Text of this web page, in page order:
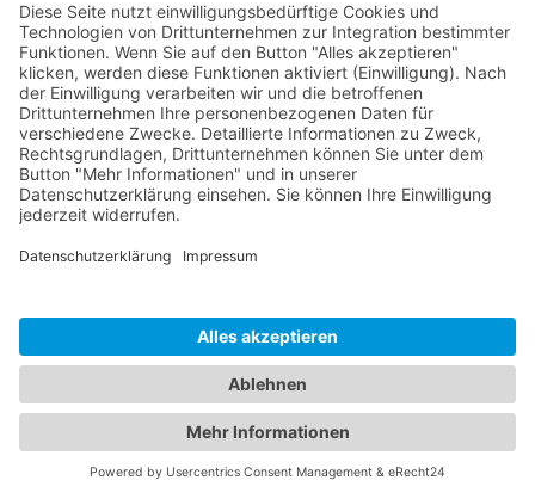
Effizienz, die Ihre Logistik
beschleunigt
Schneller und zuverlässiger Transport Ihrer Waren und
Unterstützung
bei jedem Schritt